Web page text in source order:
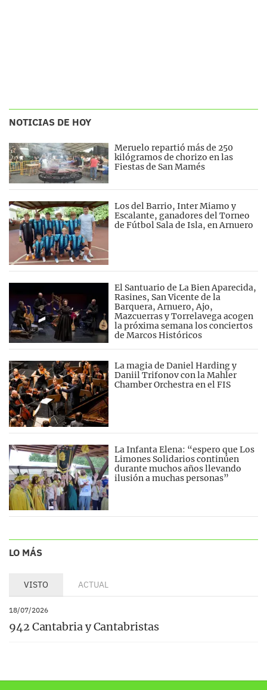
NOTICIAS DE HOY
Meruelo repartió más de 250
kilógramos de chorizo en las
Fiestas de San Mamés
Los del Barrio, Inter Miamo y
Escalante, ganadores del Torneo
de Fútbol Sala de Isla, en Arnuero
El Santuario de La Bien Aparecida,
Rasines, San Vicente de la
Barquera, Arnuero, Ajo,
Mazcuerras y Torrelavega acogen
la próxima semana los conciertos
de Marcos Históricos
La magia de Daniel Harding y
Daniil Trifonov con la Mahler
Chamber Orchestra en el FIS
La Infanta Elena: “espero que Los
Limones Solidarios continúen
durante muchos años llevando
ilusión a muchas personas”
LO MÁS
VISTO ACTUAL
18/07/2026
942 Cantabria y Cantabristas